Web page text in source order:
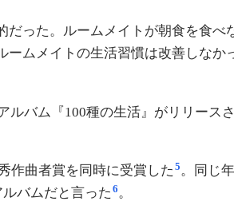
った。ルームメイトが朝食を食べ
ムメイトの生活習慣は改善しな
バム『100種の生活』がリリース
作曲者賞を同時に受賞した 5。同じ
バムだと言った 6。